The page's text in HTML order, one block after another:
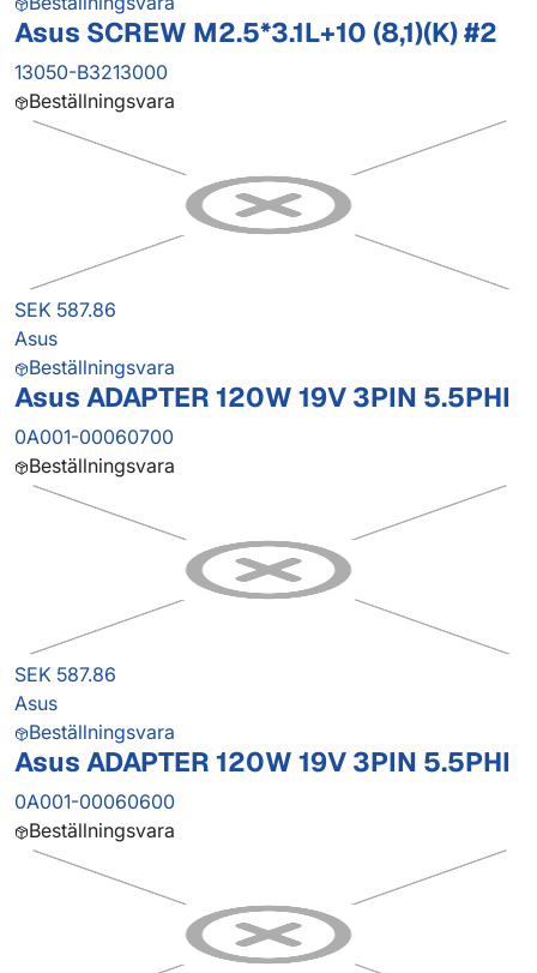
Asus SCREW M2.5*3.1L+10 (8,1)(K) #2
13050-B3213000
Beställningsvara
SEK 587.86
Asus
Beställningsvara
Asus ADAPTER 120W 19V 3PIN 5.5PHI
0A001-00060700
Beställningsvara
SEK 587.86
Asus
Beställningsvara
Asus ADAPTER 120W 19V 3PIN 5.5PHI
0A001-00060600
Beställningsvara